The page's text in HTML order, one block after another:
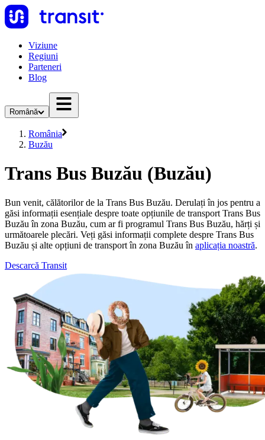
Viziune
Regiuni
Parteneri
Blog
Română
România
Buzău
Trans Bus Buzău (Buzău)
Bun venit, călătorilor de la Trans Bus Buzău. Derulați în jos pentru a
găsi informații esențiale despre toate opțiunile de transport Trans Bus
Buzău în zona Buzău, cum ar fi programul Trans Bus Buzău, hărți și
următoarele plecări. Veți găsi informații complete despre Trans Bus
Buzău și alte opțiuni de transport în zona Buzău în aplicația noastră.
Descarcă Transit